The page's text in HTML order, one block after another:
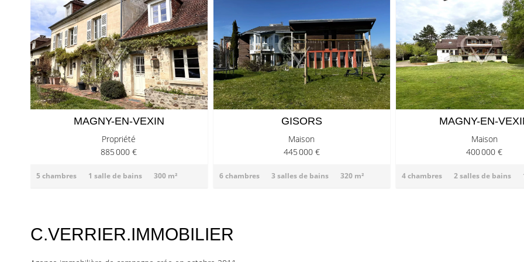
MAGNY-EN-VEXIN
Propriété
885 000 €
5 chambres 1 salle de bains 300 m²
GISORS
Maison
445 000 €
6 chambres 3 salles de bains 320 m²
MAGNY-EN-
Maison
400 000 €
4 chambres 2 salles de bains
C.VERRIER.IMMOBILIER